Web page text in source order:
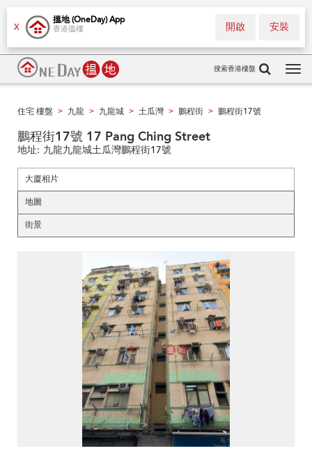
X
搵地 (OneDay) App
香港搵樓 安裝
開啟
搜索香港樓盤
住宅 樓盤 > 九龍 > 九龍城 > 土瓜灣 > 鵬程街 > 鵬程街17號
鵬程街17號 17 Pang Ching Street
地址: 九龍九龍城土瓜灣鵬程街17號
大廈相片
地圖
街景